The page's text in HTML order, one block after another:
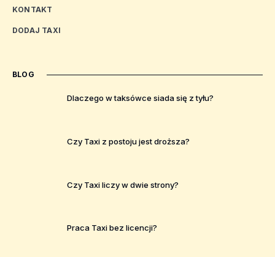
KONTAKT
DODAJ TAXI
BLOG
Dlaczego w taksówce siada się z tyłu?
Czy Taxi z postoju jest droższa?
Czy Taxi liczy w dwie strony?
Praca Taxi bez licencji?